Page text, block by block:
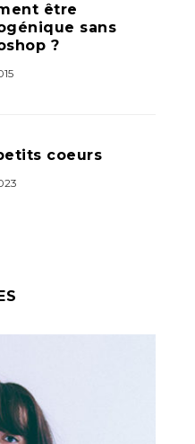
être
sans
?
coeurs